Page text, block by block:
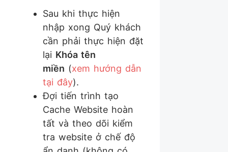
Sau khi thực hiện
nhập xong Quý khách
cần phải thực hiện đặt
lại Khóa tên
miền (xem hướng dẫn
tại đây).
Đợi tiến trình tạo
Cache Website hoàn
tất và theo dõi kiểm
tra website ở chế độ